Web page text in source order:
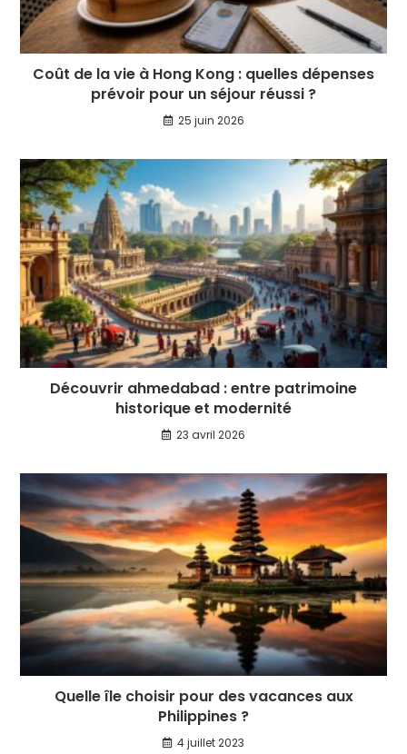
Coût de la vie à Hong Kong : quelles dépenses
prévoir pour un séjour réussi ?
25 juin 2026
Découvrir ahmedabad : entre patrimoine
historique et modernité
23 avril 2026
Quelle île choisir pour des vacances aux
Philippines ?
4 juillet 2023